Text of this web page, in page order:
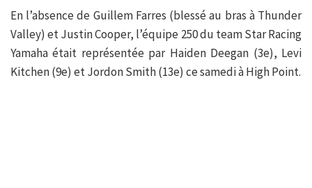
En l’absence de Guillem Farres (blessé au bras à Thunder
Valley) et Justin Cooper, l’équipe 250 du team Star Racing
Yamaha était représentée par Haiden Deegan (3e), Levi
Kitchen (9e) et Jordon Smith (13e) ce samedi à High Point.